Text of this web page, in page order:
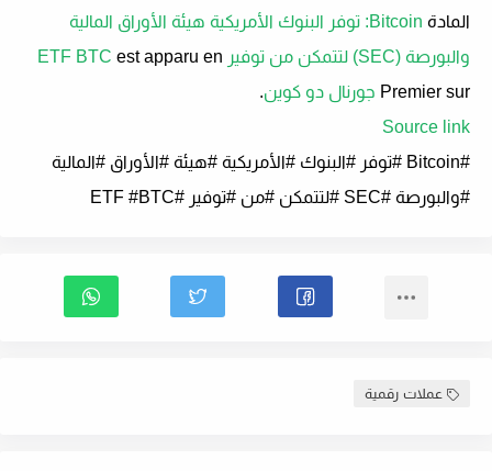
المادة
Bitcoin: توفر البنوك الأمريكية هيئة الأوراق المالية
والبورصة (SEC) لتتمكن من توفير ETF BTC
est apparu en
Premier sur جورنال دو كوين.
Source link
#Bitcoin #توفر #البنوك #الأمريكية #هيئة #الأوراق #المالية
#والبورصة #SEC #لتتمكن #من #توفير #ETF #BTC
عملات رقمية